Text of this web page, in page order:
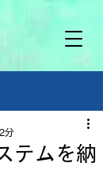
テムを納
分